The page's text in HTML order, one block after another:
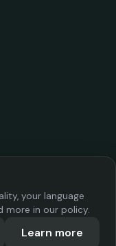
your language
more in our policy.
Learn more